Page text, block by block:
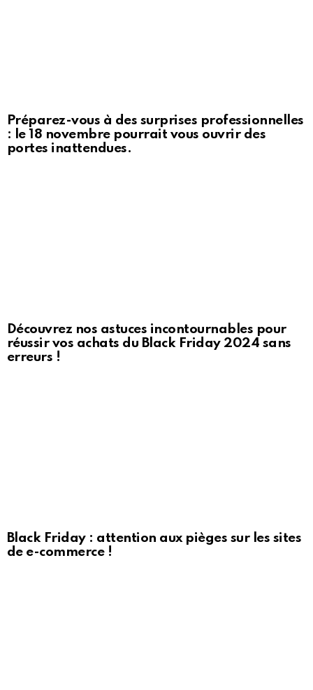
Préparez-vous à des surprises professionnelles
: le 18 novembre pourrait vous ouvrir des
portes inattendues.
Découvrez nos astuces incontournables pour
réussir vos achats du Black Friday 2024 sans
erreurs !
Black Friday : attention aux pièges sur les sites
de e-commerce !